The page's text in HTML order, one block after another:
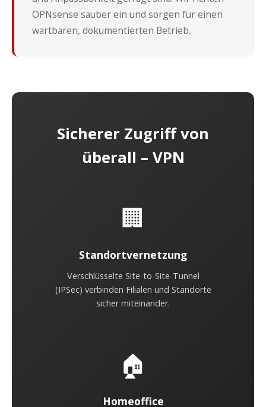
OPNsense sauber ein und sorgen für einen
wartbaren, dokumentierten Betrieb.
Sicherer Zugriff von
überall – VPN
🏢
Standortvernetzung
Verschlüsselte Site-to-Site-Tunnel
(IPSec) verbinden Filialen und Standorte
sicher miteinander.
🏠
Homeoffice